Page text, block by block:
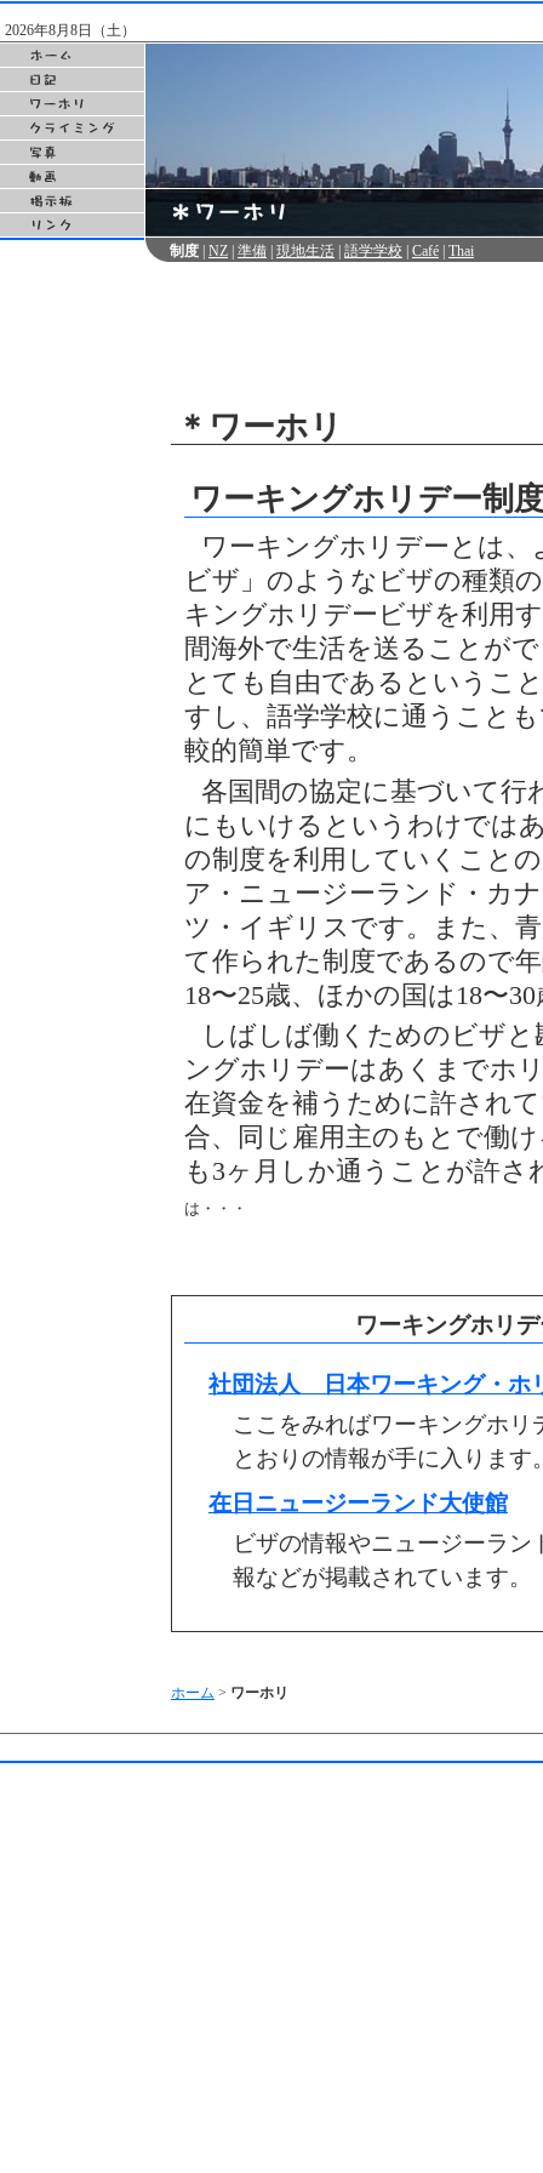
＊ワーホリ
ワーキングホリデー制
ワーキングホリデーとは
ビザ」のようなビザの種類
キングホリデービザを利用
間海外で生活を送ることが
とても自由であるというこ
すし、語学学校に通うこと
較的簡単です。
各国間の協定に基づいて
にもいけるというわけでは
の制度を利用していくこと
ア・ニュージーランド・カ
ツ・イギリスです。また、
て作られた制度であるので
18〜25歳、ほかの国は18〜
しばしば働くためのビザ
ングホリデーはあくまでホ
在資金を補うために許され
合、同じ雇用主のもとで働
も3ヶ月しか通うことが許さ
は・・・
ワーキングホリ
社団法人 日本ワーキング・ホ
ここをみればワーキングホ
とおりの情報が手に入ります
在日ニュージーランド大使館
ビザの情報やニュージーラ
報などが掲載されています。
ホーム > ワーホリ
2026年8月8日（土）
制度 NZ 準備 現地生活 語学学校 Café Thai